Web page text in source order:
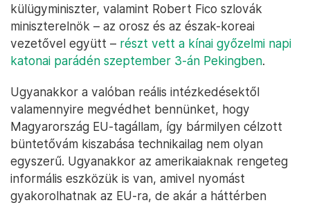
külügyminiszter, valamint Robert Fico szlovák
miniszterelnök – az orosz és az észak-koreai
vezetővel együtt – részt vett a kínai győzelmi napi
katonai parádén szeptember 3-án Pekingben.
Ugyanakkor a valóban reális intézkedésektől
valamennyire megvédhet bennünket, hogy
Magyarország EU-tagállam, így bármilyen célzott
büntetővám kiszabása technikailag nem olyan
egyszerű. Ugyanakkor az amerikaiaknak rengeteg
informális eszközük is van, amivel nyomást
gyakorolhatnak az EU-ra, de akár a háttérben